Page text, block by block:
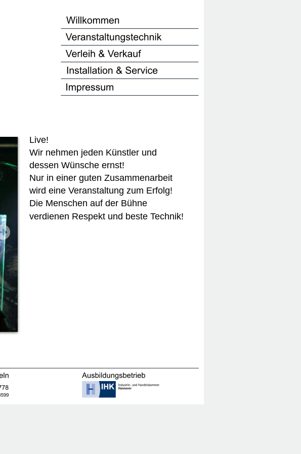
Live!
Wir nehmen jeden Künstler und
dessen Wünsche ernst!
Nur in einer guten Zusammenarbeit
wird eine Veranstaltung zum Erfolg!
Die Menschen auf der Bühne
verdienen Respekt und beste Technik!